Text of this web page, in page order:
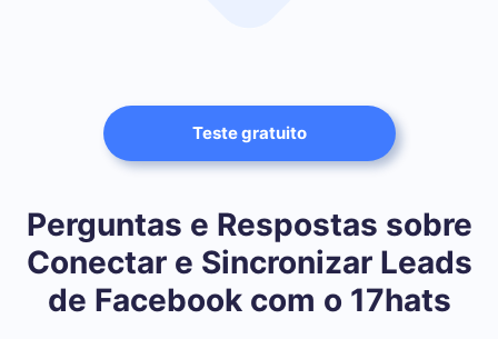
Teste gratuito
Perguntas e Respostas sobre
Conectar e Sincronizar Leads
de Facebook com o 17hats